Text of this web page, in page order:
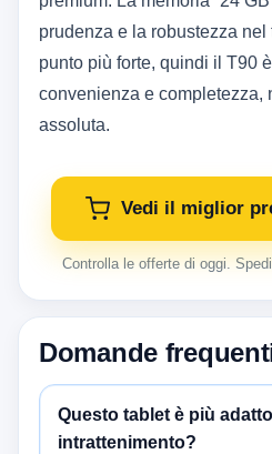
prudenza e la robustezza
punto più forte, quindi il T90
convenienza e completezza,
assoluta.
Vedi il miglior
Controlla le offerte di oggi.
Domande
Questo tablet è più
intrattenimento?